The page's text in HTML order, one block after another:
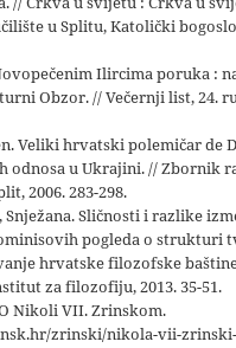
u Splitu, Katolički
Ilircima poruka :
Obzor. // Večernji list, 24.
Veliki hrvatski polemičar de
odnosa u Ukrajini. // Zbornik
2006. 283-298.
Snježana. Sličnosti i razlike
pogleda o strukturi
hrvatske filozofske
za filozofiju, 2013. 35-51.
Nikoli VII. Zrinskom.
zrinski/nikola-vii-